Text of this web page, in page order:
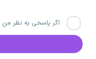
اگر پاسخی به نظر من